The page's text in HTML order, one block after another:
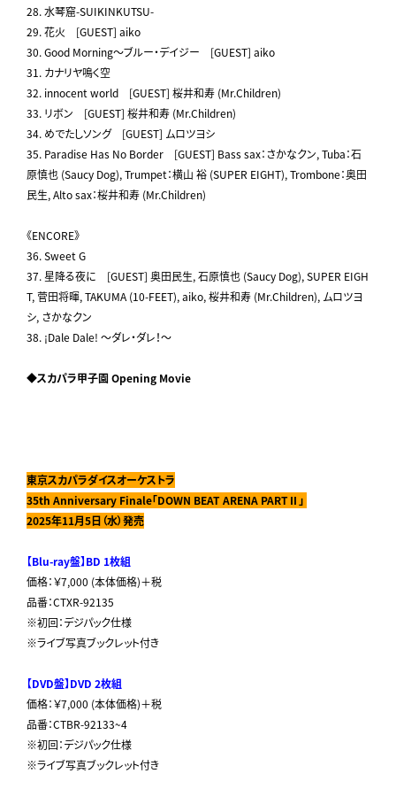
28. 水琴窟-SUIKINKUTSU-
29. 花火 [GUEST] aiko
30. Good Morning～ブルー・デイジー [GUEST] aiko
31. カナリヤ鳴く空
32. innocent world [GUEST] 桜井和寿 (Mr.Children)
33. リボン [GUEST] 桜井和寿 (Mr.Children)
34. めでたしソング [GUEST] ムロツヨシ
35. Paradise Has No Border [GUEST] Bass sax：さかなクン, Tuba：石
原慎也 (Saucy Dog), Trumpet：横山 裕 (SUPER EIGHT), Trombone：奥田
民生, Alto sax：桜井和寿 (Mr.Children)
《ENCORE》
36. Sweet G
37. 星降る夜に [GUEST] 奥田民生, 石原慎也 (Saucy Dog), SUPER EIGH
T, 菅田将暉, TAKUMA (10-FEET), aiko, 桜井和寿 (Mr.Children), ムロツヨ
シ, さかなクン
38. ¡Dale Dale! ～ダレ・ダレ！～
◆スカパラ甲子園 Opening Movie
東京スカパラダイスオーケストラ
35th Anniversary Finale「DOWN BEAT ARENA PARTⅡ」
2025年11月5日（水）発売
【Blu-ray盤】BD 1枚組
価格：￥7,000 (本体価格)＋税
品番：CTXR-92135
※初回：デジパック仕様
※ライブ写真ブックレット付き
【DVD盤】DVD 2枚組
価格：￥7,000 (本体価格)＋税
品番：CTBR-92133~4
※初回：デジパック仕様
※ライブ写真ブックレット付き